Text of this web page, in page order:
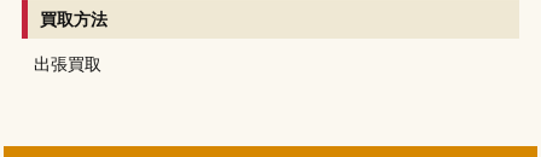
買取方法
出張買取